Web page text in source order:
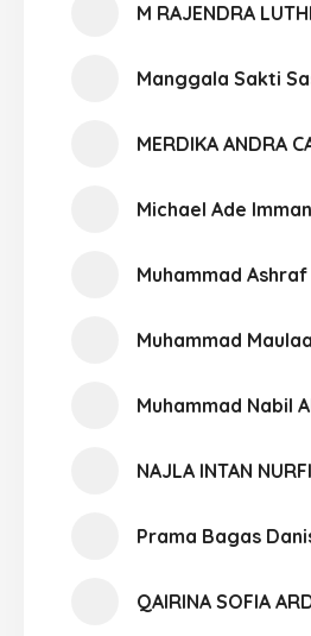
M RAJENDRA
Manggala Sakti
MERDIKA ANDRA
Michael Ade
Muhammad
Muhammad
Muhammad Nabil
NAJLA INTAN
Prama Bagas
QAIRINA SOFIA